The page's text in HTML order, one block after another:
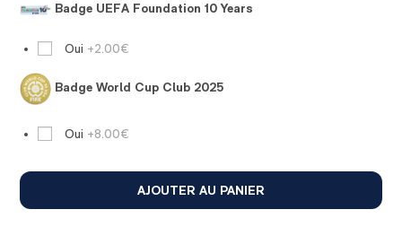
Badge UEFA Foundation 10 Years
Oui +2.00€
Badge World Cup Club 2025
Oui +8.00€
AJOUTER AU PANIER